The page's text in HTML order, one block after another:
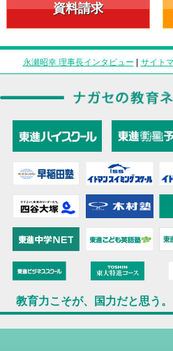
資料請求
永瀬昭幸 理事長インタビュー | サイト
教育力こそが、国力だと思う。